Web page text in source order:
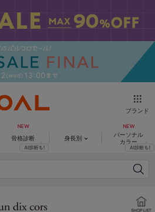
ブランド
骨格診断 身長別
パーソナル
カラー